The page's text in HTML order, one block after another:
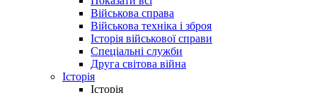
Військова справа
Військова техніка і зброя
Історія військової справи
Спеціальні служби
Друга світова війна
Історія
Історія